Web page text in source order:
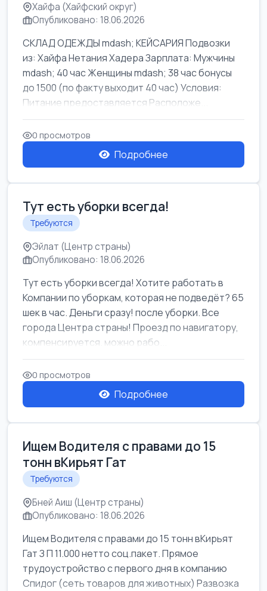
Хайфа (Хайфский округ)
Опубликовано: 18.06.2026
СКЛАД ОДЕЖДЫ mdash; КЕЙСАРИЯ Подвозки
из: Хайфа Нетания Хадера Зарплата: Мужчины
mdash; 40 час Женщины mdash; 38 час бонусы
до 1500 (по факту выходит 40 час) Условия:
Питание предоставляется Расположе...
0 просмотров
Подробнее
Тут есть уборки всегда!
Требуются
Эйлат (Центр страны)
Опубликовано: 18.06.2026
Тут есть уборки всегда! Хотите работать в
Компании по уборкам, которая не подведёт? 65
шек в час. Деньги сразу! после уборки. Все
города Центра страны! Проезд по навигатору,
компенсируется. можно рабо...
0 просмотров
Подробнее
Ищем Водителя с правами до 15
тонн вКирьят Гат
Требуются
Бней Аиш (Центр страны)
Опубликовано: 18.06.2026
Ищем Водителя с правами до 15 тонн вКирьят
Гат З П 11.000 нетто соц.пакет. Прямое
трудоустройство с первого дня в компанию
Спидог (сеть товаров для животных) Развозка